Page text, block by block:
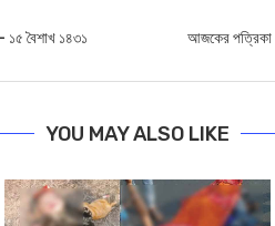
বৈশাখ ১৪৩১
আজকের পত্রিকা
YOU MAY ALSO LIKE